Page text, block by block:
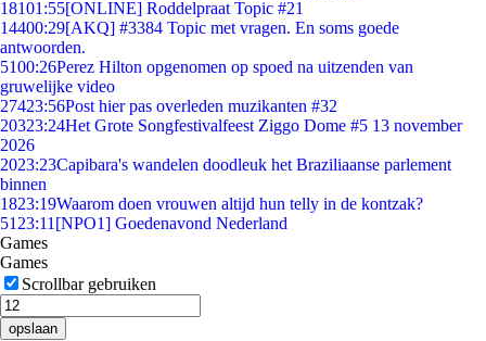
18101:55[ONLINE] Roddelpraat Topic #21
14400:29[AKQ] #3384 Topic met vragen. En soms goede
antwoorden.
5100:26Perez Hilton opgenomen op spoed na uitzenden van
gruwelijke video
27423:56Post hier pas overleden muzikanten #32
20323:24Het Grote Songfestivalfeest Ziggo Dome #5 13 november
2026
2023:23Capibara's wandelen doodleuk het Braziliaanse parlement
binnen
1823:19Waarom doen vrouwen altijd hun telly in de kontzak?
51 23:11 [NPO1] Goedenavond Nederland
Games
Games
Scrollbar gebruiken
opslaan